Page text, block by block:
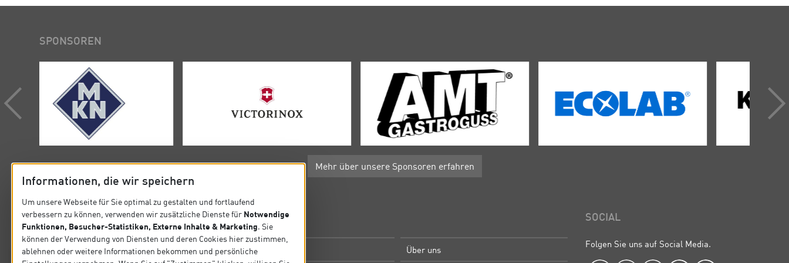
SPONSOREN
Mehr über unsere Sponsoren erfahren
KONTAKT
Verband der Köche Deutschlands e.V.
Steinlestraße 32 60596 Frankfurt
SITEMAP
Startseite Über uns
SOCIAL
Folgen Sie uns auf Social Media.
Informationen, die wir speichern
Um unsere Webseite für Sie optimal zu gestalten und fortlaufend
verbessern zu können, verwenden wir zusätzliche Dienste für Notwendige
Funktionen, Besucher-Statistiken, Externe Inhalte & Marketing. Sie
können der Verwendung von Diensten und deren Cookies hier zustimmen,
ablehnen oder weitere Informationen bekommen und persönliche